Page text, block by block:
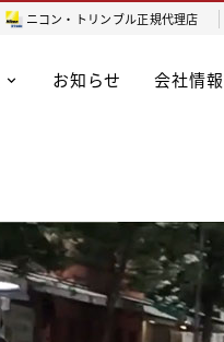
ニコン・トリンブル正規代理店
お知らせ 会社情報